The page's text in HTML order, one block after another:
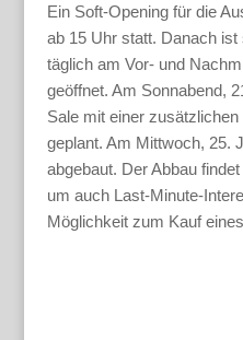
Ein Soft-Opening für die
ab 15 Uhr statt. Danach
täglich am Vor- und
geöffnet. Am Sonnabend,
Sale mit einer
geplant. Am Mittwoch, 25.
abgebaut. Der Abbau
um auch Last-Minute-
Möglichkeit zum Kauf